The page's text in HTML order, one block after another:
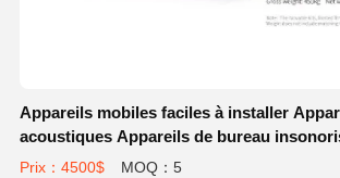
Appareils mobiles faciles à installer
acoustiques Appareils de bureau
Prix：4500$ MOQ：5